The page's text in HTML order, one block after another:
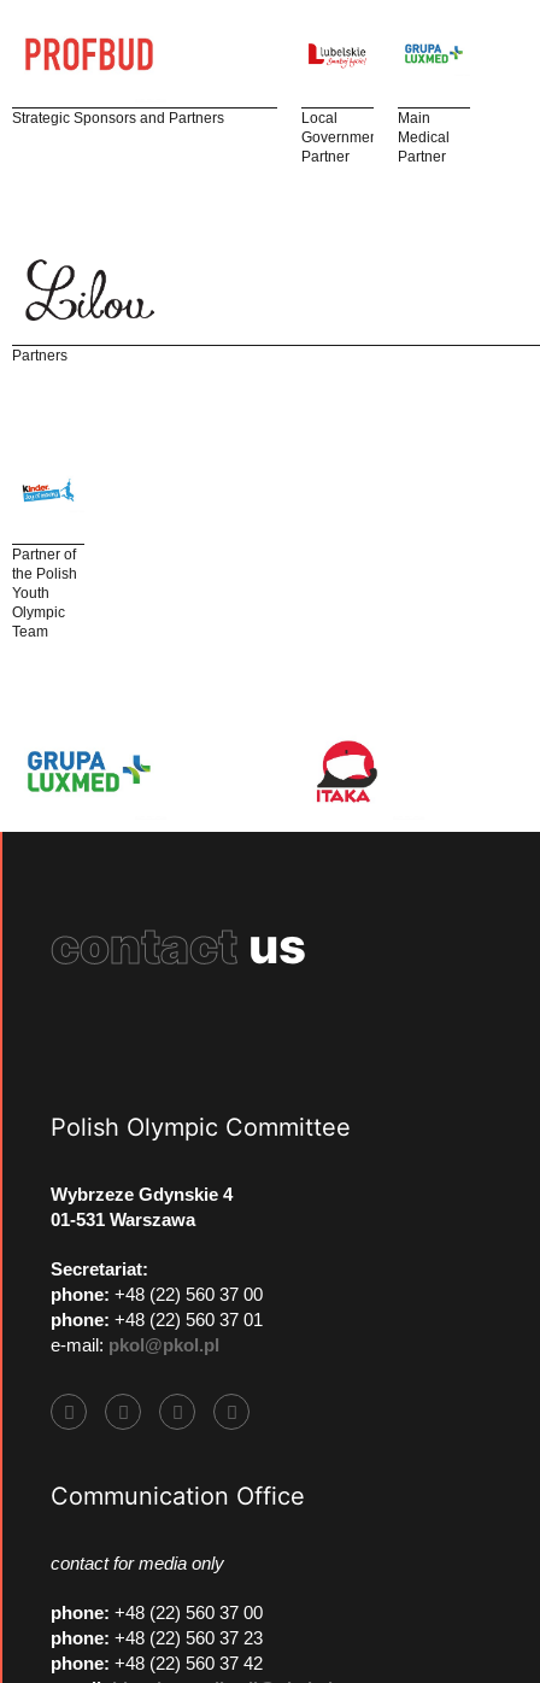
Strategic Sponsors and Partners
Local
Government
Partner
Main
Medical
Partner
Partners
Partner of
the Polish
Youth
Olympic
Team
contact us
Polish Olympic Committee
Wybrzeze Gdynskie 4
01-531 Warszawa
Secretariat:
phone: +48 (22) 560 37 00
phone: +48 (22) 560 37 01
e-mail: pkol@pkol.pl
Communication Office
contact for media only
phone: +48 (22) 560 37 00
phone: +48 (22) 560 37 23
phone: +48 (22) 560 37 42